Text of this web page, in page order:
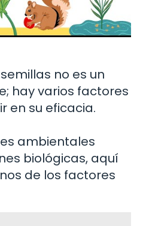
no es un
hay varios factores
en su eficacia.
ambientales
biológicas, aquí
de los factores